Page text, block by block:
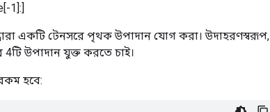
1]:]
একটি টেনসরে পৃথক উপাদান যোগ করা। উদাহরণস্বরূপ,
উপাদান যুক্ত করতে চাই।
হবে: